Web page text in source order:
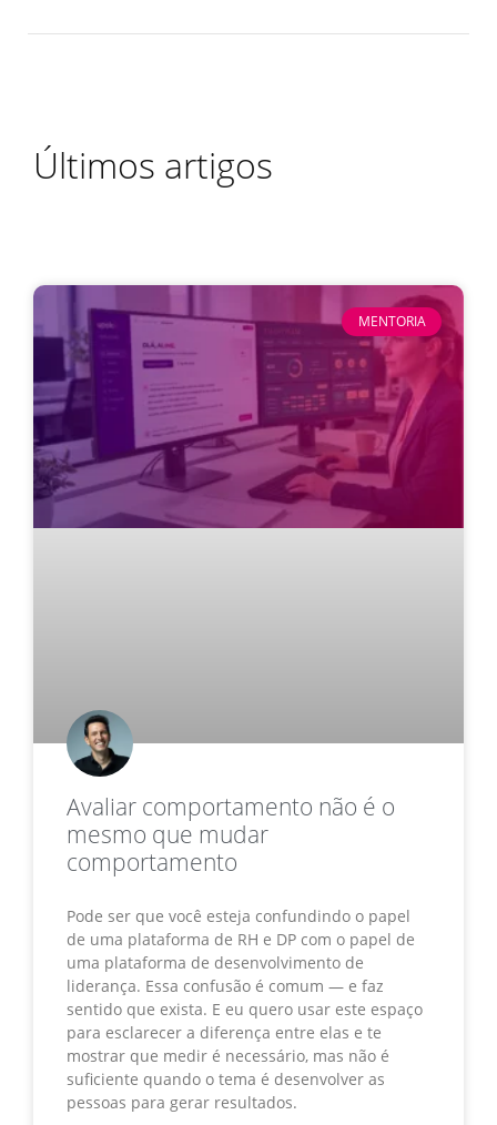
Últimos artigos
MENTORIA
Avaliar comportamento não é o
mesmo que mudar
comportamento
Pode ser que você esteja confundindo o papel
de uma plataforma de RH e DP com o papel de
uma plataforma de desenvolvimento de
liderança. Essa confusão é comum — e faz
sentido que exista. E eu quero usar este espaço
para esclarecer a diferença entre elas e te
mostrar que medir é necessário, mas não é
suficiente quando o tema é desenvolver as
pessoas para gerar resultados.